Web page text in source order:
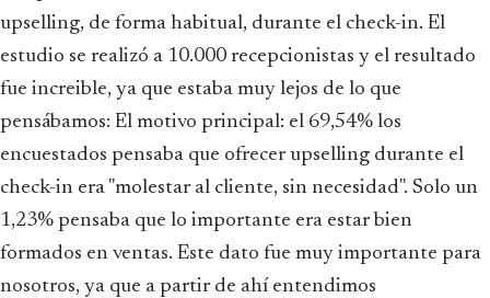
upselling, de forma habitual, durante el check-in. El
estudio se realizó a 10.000 recepcionistas y el resultado
fue increible, ya que estaba muy lejos de lo que
pensábamos: El motivo principal: el 69,54% los
encuestados pensaba que ofrecer upselling durante el
check-in era "molestar al cliente, sin necesidad". Solo un
1,23% pensaba que lo importante era estar bien
formados en ventas. Este dato fue muy importante para
nosotros, ya que a partir de ahí entendimos